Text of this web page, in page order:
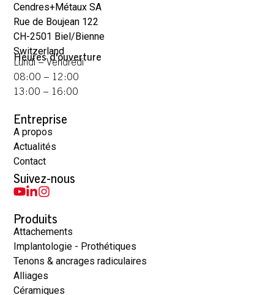
Cendres+Métaux SA
Rue de Boujean 122
CH-2501 Biel/Bienne
Switzerland
Heures d'ouverture
Lundi – Vendredi
08:00 – 12:00
13:00 – 16:00
Entreprise
A propos
Actualités
Contact
Suivez-nous
Produits
Attachements
Implantologie - Prothétiques
Tenons & ancrages radiculaires
Alliages
Céramiques